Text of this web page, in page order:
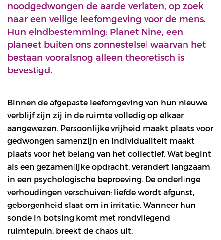
noodgedwongen de aarde verlaten, op zoek
naar een veilige leefomgeving voor de mens.
Hun eindbestemming: Planet Nine, een
planeet buiten ons zonnestelsel waarvan het
bestaan vooralsnog alleen theoretisch is
bevestigd.
Binnen de afgepaste leefomgeving van hun nieuwe
verblijf zijn zij in de ruimte volledig op elkaar
aangewezen. Persoonlijke vrijheid maakt plaats voor
gedwongen samenzijn en individualiteit maakt
plaats voor het belang van het collectief. Wat begint
als een gezamenlijke opdracht, verandert langzaam
in een psychologische beproeving. De onderlinge
verhoudingen verschuiven: liefde wordt afgunst,
geborgenheid slaat om in irritatie. Wanneer hun
sonde in botsing komt met rondvliegend
ruimtepuin, breekt de chaos uit.